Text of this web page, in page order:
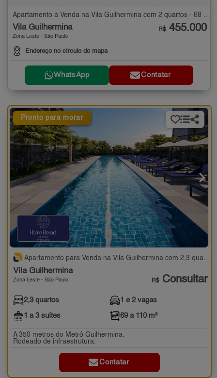
Apartamento à Venda na Vila Guilhermina com 2 quartos - 68 m²
Vila Guilhermina
Zona Leste - São Paulo
Endereço no círculo do mapa
R$ 455.000
WhatsApp Contatar
Pronto para morar
Apartamento para Venda na Vila Guilhermina com 2,3 quartos - 69 a 110 m²
Vila Guilhermina
Zona Leste - São Paulo R$ Consultar
2,3 quartos
1 a 3 suítes
1 e 2 vagas
69 a 110 m²
A 350 metros do Metrô Guilhermina.
Rodeado de infraestrutura.
Contatar